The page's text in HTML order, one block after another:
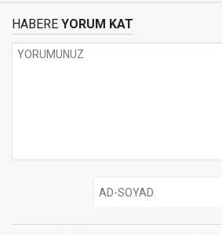
HABERE YORUM KAT